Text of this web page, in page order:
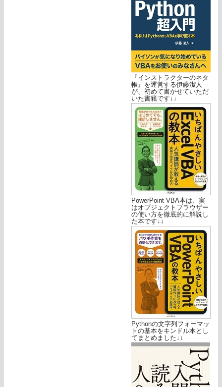
『インストラクターのネタ
帳』を運営する伊藤潔人
が、初めて書かせていただ
いた書籍です↓↓
PowerPoint VBA本は、実
はオブジェクトブラウザー
の使い方を徹底的に解説し
た本です↓↓
Pythonの文字列フォーマッ
トの基本をキンドル本とし
てまとめました↓↓